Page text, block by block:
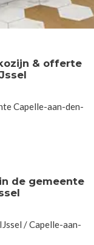
& offerte
Capelle-aan-den-
de gemeente
/ Capelle-aan-